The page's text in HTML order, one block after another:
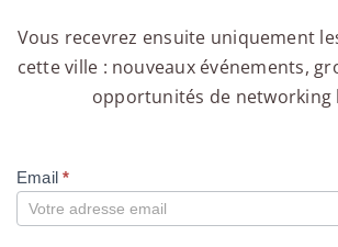
Vous recevrez ensuite uniquement
cette ville : nouveaux événements,
opportunités de networking
Compte
Email*